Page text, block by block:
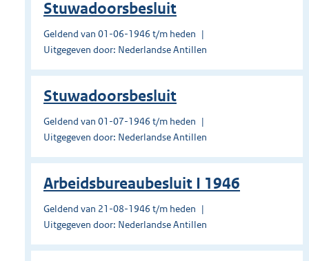
Stuwadoorsbesluit
Geldend van 01-06-1946 t/m heden
Uitgegeven door: Nederlandse Antillen
Stuwadoorsbesluit
Geldend van 01-07-1946 t/m heden
Uitgegeven door: Nederlandse Antillen
Arbeidsbureaubesluit I 1946
Geldend van 21-08-1946 t/m heden
Uitgegeven door: Nederlandse Antillen